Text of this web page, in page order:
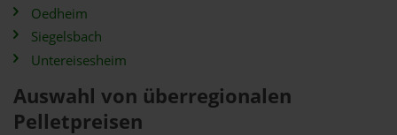
Oedheim
Siegelsbach
Untereisesheim
Auswahl von überregionalen
Pelletpreisen